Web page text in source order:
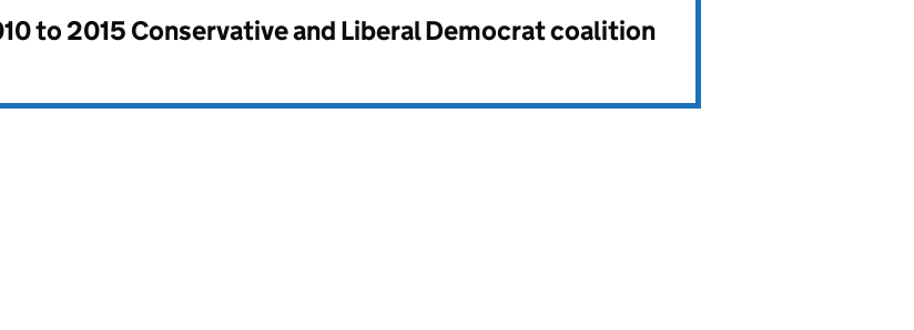
to 2015 Conservative and Liberal Democrat coalition